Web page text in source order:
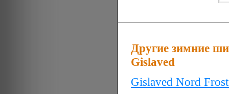
Другие зимние
Gislaved
Gislaved Nord